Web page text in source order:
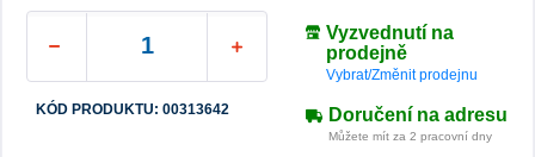
KÓD PRODUKTU: 00313642
Vyzvednutí na
prodejně
Vybrat/Změnit prodejnu
Doručení na adresu
Můžete mít za 2 pracovní dny